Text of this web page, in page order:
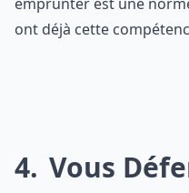
ont déjà cette
4 Vous